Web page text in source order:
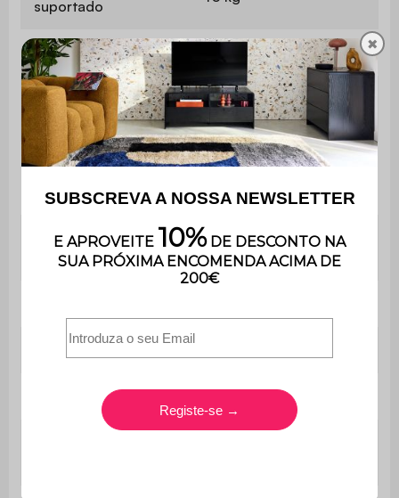
suportado
Utilização Interior
Uso
Apenas para uso
doméstico
Garantia 3 anos
Montagem
É muito fácil de montar
e inclui instruções.
L 80 x P 29 x A 170,5 cm
✖